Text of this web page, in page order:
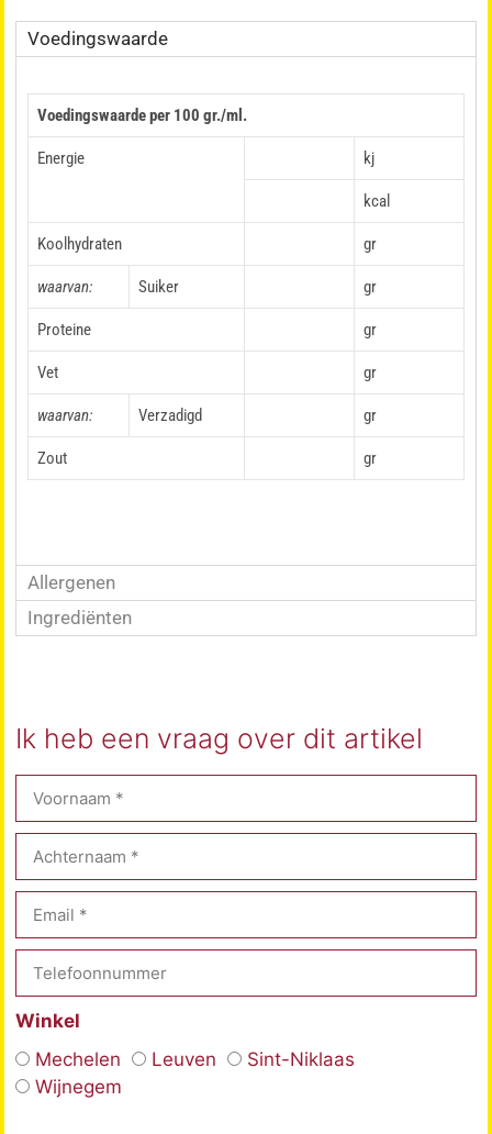
Voedingswaarde
Voedingswaarde per 100 gr./ml.
Energie kj
kcal
Koolhydraten gr
waarvan: Suiker gr
Proteine gr
Vet gr
waarvan: Verzadigd gr
Zout gr
Allergenen
Ingrediënten
Ik heb een vraag over dit artikel
Winkel
Mechelen
Leuven
Sint-Niklaas
Wijnegem